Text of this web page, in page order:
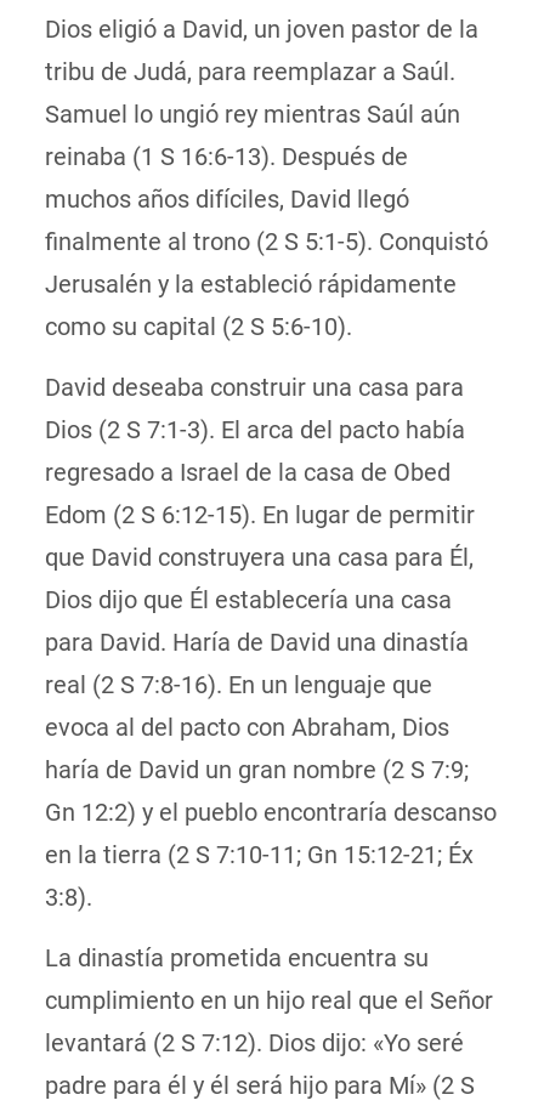
Dios eligió a David, un joven pastor de la
tribu de Judá, para reemplazar a Saúl.
Samuel lo ungió rey mientras Saúl aún
reinaba (1 S 16:6-13). Después de
muchos años difíciles, David llegó
finalmente al trono (2 S 5:1-5). Conquistó
Jerusalén y la estableció rápidamente
como su capital (2 S 5:6-10).
David deseaba construir una casa para
Dios (2 S 7:1-3). El arca del pacto había
regresado a Israel de la casa de Obed
Edom (2 S 6:12-15). En lugar de permitir
que David construyera una casa para Él,
Dios dijo que Él establecería una casa
para David. Haría de David una dinastía
real (2 S 7:8-16). En un lenguaje que
evoca al del pacto con Abraham, Dios
haría de David un gran nombre (2 S 7:9;
Gn 12:2) y el pueblo encontraría descanso
en la tierra (2 S 7:10-11; Gn 15:12-21; Éx
3:8).
La dinastía prometida encuentra su
cumplimiento en un hijo real que el Señor
levantará (2 S 7:12). Dios dijo: «Yo seré
padre para él y él será hijo para Mí» (2 S